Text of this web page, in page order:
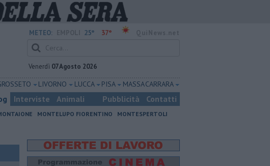
METEO: 25° 37°
Venerdì 07 Agosto 2026
LIVORNO LUCCA PISA MASSA CARRARA
Interviste Animali Pubblicità Contatti
MONTELUPO FIORENTINO
MONTESPERTOLI